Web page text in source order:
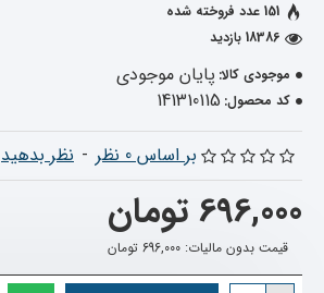
موجودی کالا: پایان موجودی
کد محصول: 141310115
151 عدد فروخته شده
18386 بازدید
بر اساس 0 نظر - نظر بدهید
696,000 تومان
قیمت بدون مالیات: 696,000 تومان